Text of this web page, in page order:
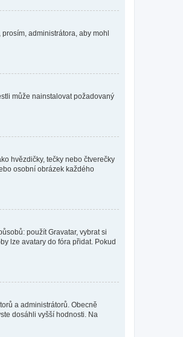
administrátora, aby mohl
může nainstalovat požadovaný
hvězdičky, tečky nebo čtverečky
osobní obrázek každého
použít Gravatar, vybrat si
lze avatary do fóra přidat. Pokud
a administrátorů. Obecně
dosáhli vyšší hodnosti. Na